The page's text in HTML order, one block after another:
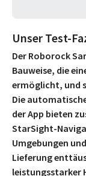
Unser Test-
Der Roborock
Bauweise, die
ermöglicht, und
Die
der App bieten
StarSight-
Umgebungen
Lieferung
leistungsstarker